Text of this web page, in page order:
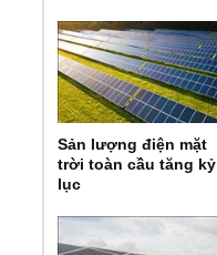
Sản lượng điện mặt
trời toàn cầu tăng kỷ
lục